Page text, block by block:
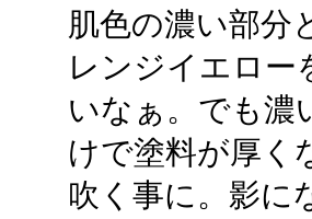
肌色の濃い部分
レンジイエロー
いなぁ。でも濃
けで塗料が厚く
吹く事に。影に